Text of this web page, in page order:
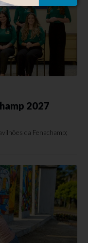
2027
da Fenachamp;